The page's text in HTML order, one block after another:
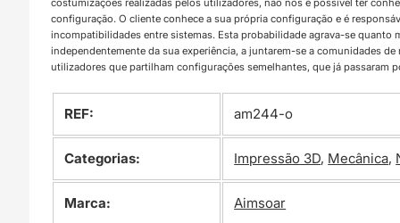
costumizações realizadas pelos utilizadores, não nos é possível ter
configuração. O cliente conhece a sua própria configuração e é
incompatibilidades entre sistemas. Esta probabilidade agrava-se
independentemente da sua experiência, a juntarem-se a comunidades
utilizadores que partilham configurações semelhantes, que já passaram
REF: am244-o
Categorias: Impressão 3D, Mecânica,
Marca: Aimsoar